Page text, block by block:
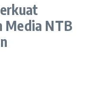
Media NTB